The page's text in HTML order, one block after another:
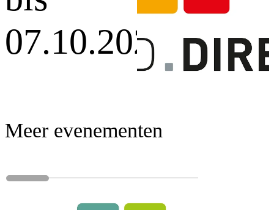
07.10.2026
Meer evenementen